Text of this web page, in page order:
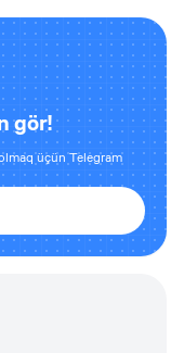
gör!
üçün Telegram